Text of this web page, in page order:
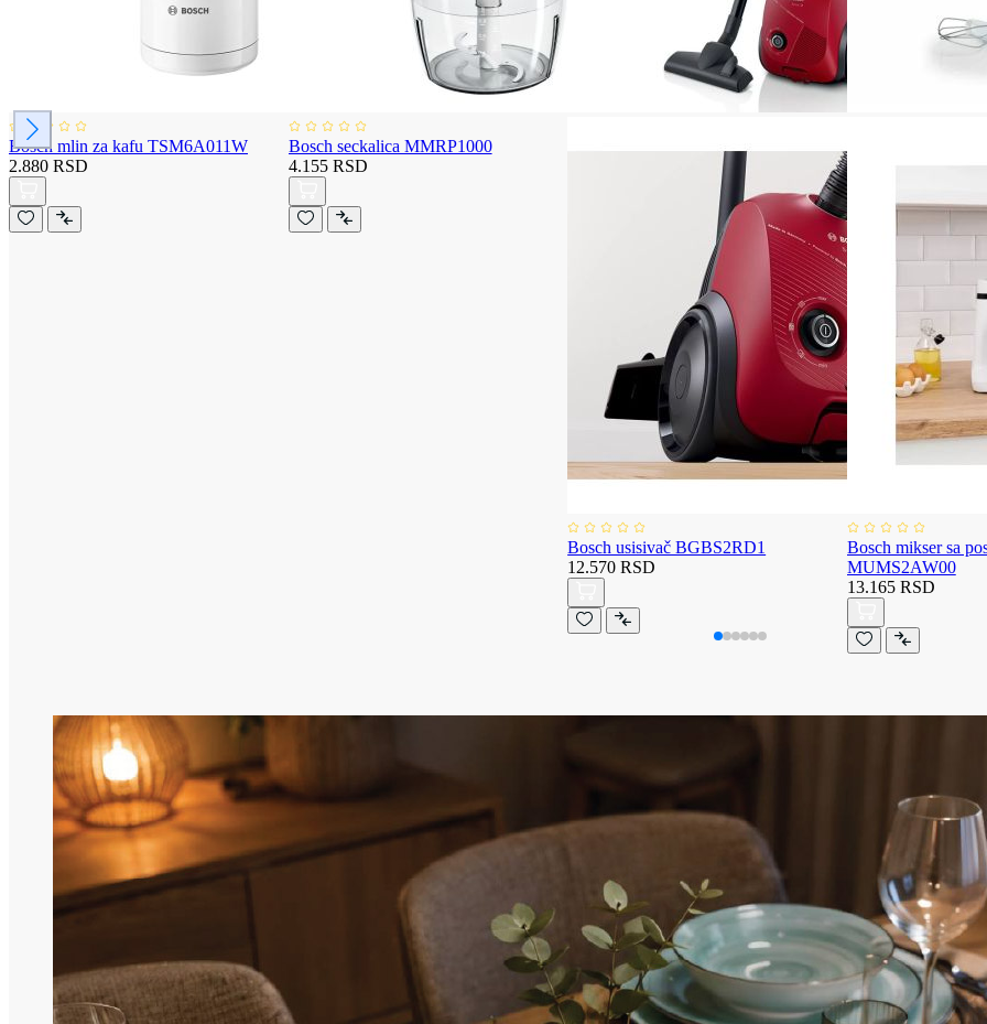
Bosch mlin za kafu TSM6A011W
2.880 RSD
Bosch seckalica MMRP1000
4.155 RSD
Bosch usisivač BGBS2RD1
12.570 RSD
Bosch mikser sa
MUMS2AW00
13.165 RSD